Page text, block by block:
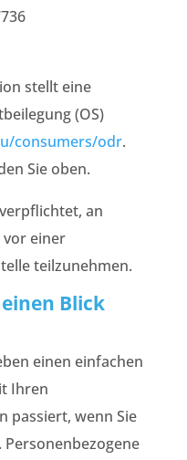
stellt eine
(OS)
consumers/odr.
Sie oben.
an
einer
teilzunehmen.
Blick
einen einfachen
Ihren
passiert, wenn Sie